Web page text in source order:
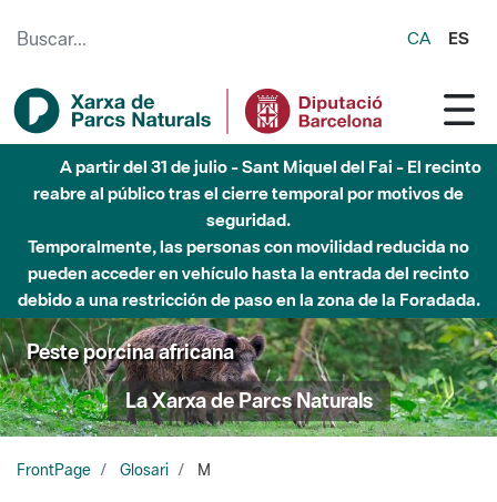
CA ES
A partir del 31 de julio - Sant Miquel del Fai - El recinto
reabre al público tras el cierre temporal por motivos de
seguridad.
Temporalmente, las personas con movilidad reducida no
pueden acceder en vehículo hasta la entrada del recinto
debido a una restricción de paso en la zona de la Foradada.
Peste porcina africana
La Xarxa de Parcs Naturals
FrontPage Glosari M